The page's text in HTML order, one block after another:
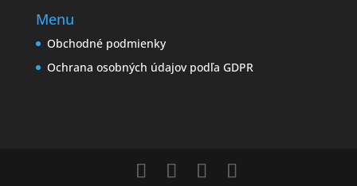
Menu
Obchodné podmienky
Ochrana osobných údajov podľa GDPR